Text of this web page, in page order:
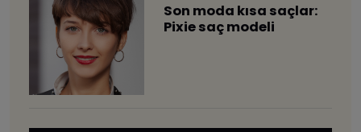
Son moda kısa saçlar:
Pixie saç modeli